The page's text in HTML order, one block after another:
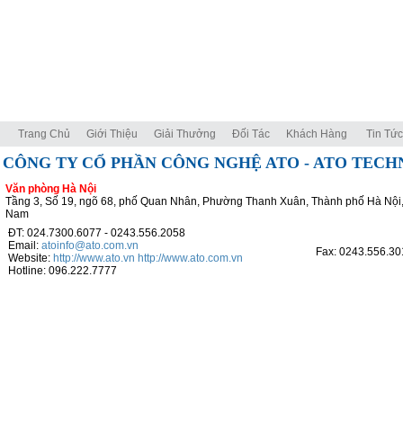
Trang Chủ Giới Thiệu Giải Thưởng Đối Tác Khách Hàng Tin Tức
CÔNG TY CỔ PHẦN CÔNG NGHỆ ATO - ATO
Văn phòng Hà Nội
Tầng 3, Số 19, ngõ 68, phố Quan Nhân, Phường Thanh Xuân, Thành phố Hà
Nam
ĐT: 024.7300.6077 - 0243.556.2058
Email: atoinfo@ato.com.vn
Website: http://www.ato.vn http://www.ato.com.vn
Hotline: 096.222.7777
Fax: